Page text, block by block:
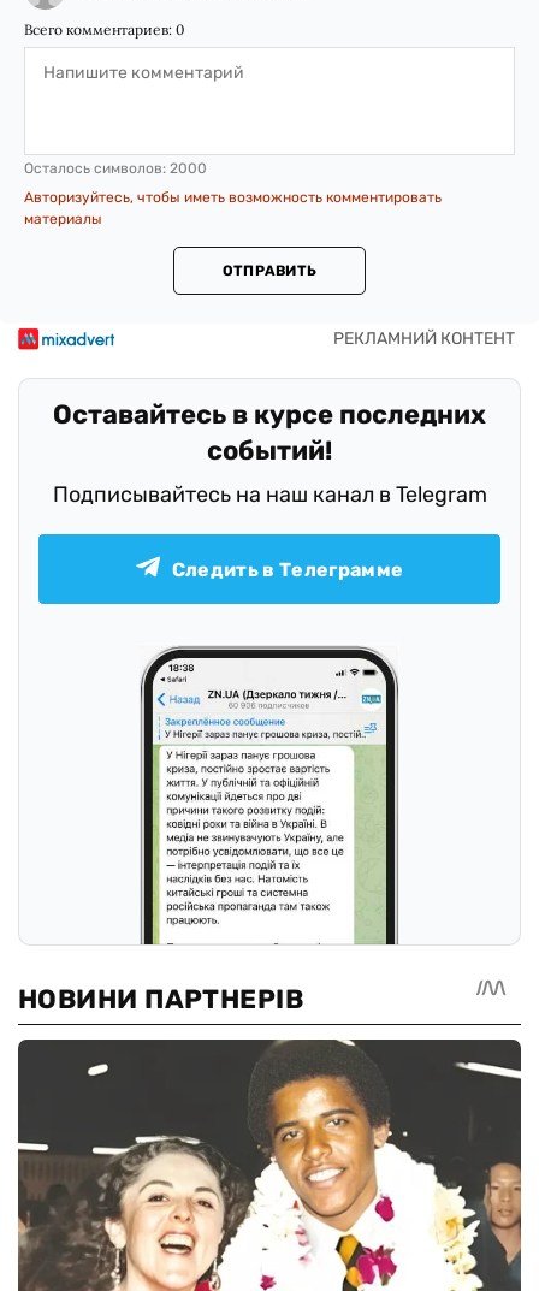
Всего комментариев: 0
Осталось символов: 2000
Авторизуйтесь, чтобы иметь возможность комментировать
материалы
ОТПРАВИТЬ
Оставайтесь в курсе последних
событий!
Подписывайтесь на наш канал в Telegram
Следить в Телеграмме